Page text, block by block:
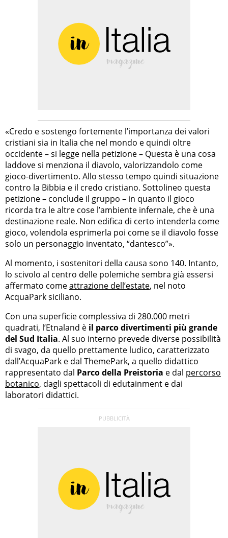
«Credo e sostengo fortemente l’importanza dei valori
cristiani sia in Italia che nel mondo e quindi oltre
occidente – si legge nella petizione – Questa è una cosa
laddove si menziona il diavolo, valorizzandolo come
gioco-divertimento. Allo stesso tempo quindi situazione
contro la Bibbia e il credo cristiano. Sottolineo questa
petizione – conclude il gruppo – in quanto il gioco
ricorda tra le altre cose l’ambiente infernale, che è una
destinazione reale. Non edifica di certo intenderla come
gioco, volendola esprimerla poi come se il diavolo fosse
solo un personaggio inventato, “dantesco”».
Al momento, i sostenitori della causa sono 140. Intanto,
lo scivolo al centro delle polemiche sembra già essersi
affermato comeattrazione dell’estate, nel noto
AcquaPark siciliano.
Con una superficie complessiva di 280.000 metri
quadrati, l’Etnaland è il parco divertimenti più grande
del Sud Italia. Al suo interno prevede diverse possibilità
di svago, da quello prettamente ludico, caratterizzato
dall’AcquaPark e dal ThemePark, a quello didattico
rappresentato dal Parco della Preistoria e dal percorso
botanico, dagli spettacoli di edutainment e dai
laboratori didattici.